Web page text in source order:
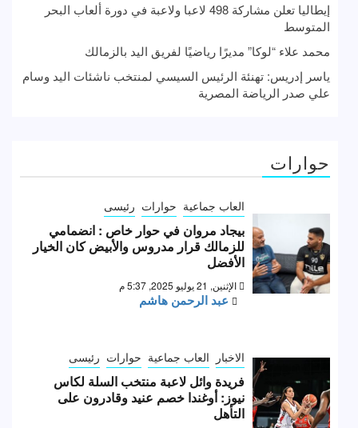
إيطاليا تعلن مشاركة 498 لاعبا ولاعبة في دورة ألعاب البحر
المتوسط
محمد علاء “لوكا” مديرًا رياضيًا لفريق اليد بالزمالك
ياسر إدريس: تهنئة الرئيس السيسي لمنتخب ناشئات اليد وسام
علي صدر الرياضة المصرية
حوارات
العاب جماعية حوارات رئيسى
بيجاد مروان في حوار خاص : انضمامي
للزمالك قرار مدروس والأبيض كان الخيار
الأفضل
الإثنين, 21 يوليو 2025, 5:37 م
عبد الرحمن هاشم
الاخبار العاب جماعية حوارات رئيسى
فريدة وائل لاعبة منتخب السلة لكاس
نيوز: أوغندا خصم عنيد وقادرون على
التأهل